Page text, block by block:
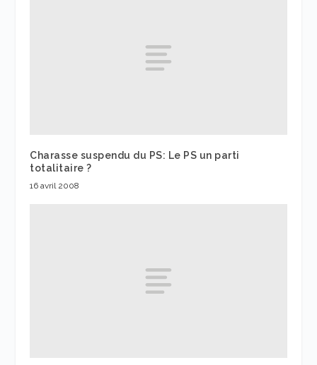
Charasse suspendu du PS: Le PS un parti
totalitaire ?
16 avril 2008